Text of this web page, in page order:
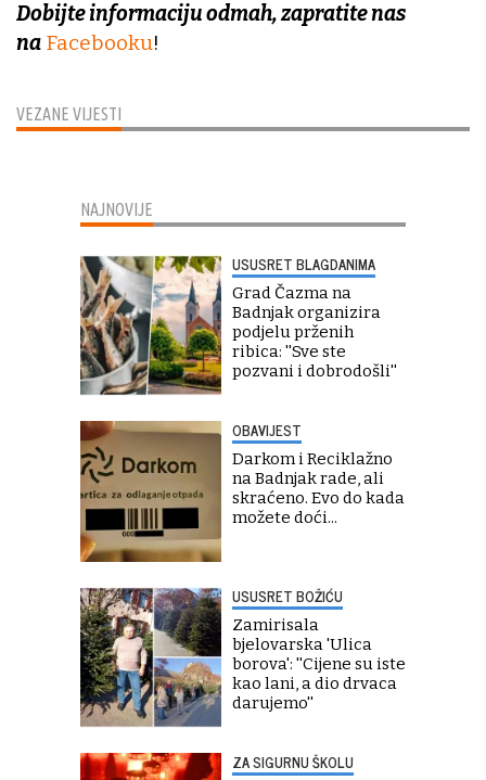
VEZANE VIJESTI
Dobijte informaciju odmah, zapratite nas
na Facebooku!
NAJNOVIJE
USUSRET BLAGDANIMA
Grad Čazma na
Badnjak organizira
podjelu prženih
ribica: ''Sve ste
pozvani i dobrodošli''
OBAVIJEST
Darkom i Reciklažno
na Badnjak rade, ali
skraćeno. Evo do kada
možete doći...
USUSRET BOŽIĆU
Zamirisala
bjelovarska 'Ulica
borova': ''Cijene su iste
kao lani, a dio drvaca
darujemo''
ZA SIGURNU ŠKOLU